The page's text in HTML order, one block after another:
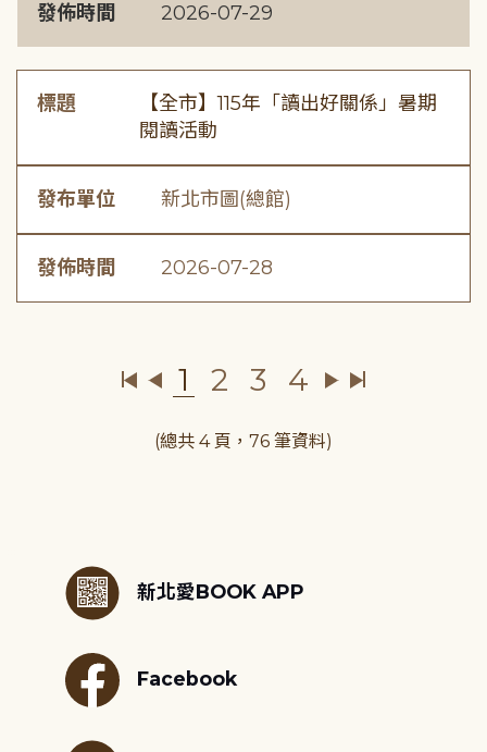
發佈時間 2026-07-29
標題
【全市】115年「讀出好關係」暑期
閱讀活動
發布單位 新北市圖(總館)
發佈時間 2026-07-28
1 2 3 4
(總共 4 頁，76 筆資料)
新北愛BOOK APP
Facebook